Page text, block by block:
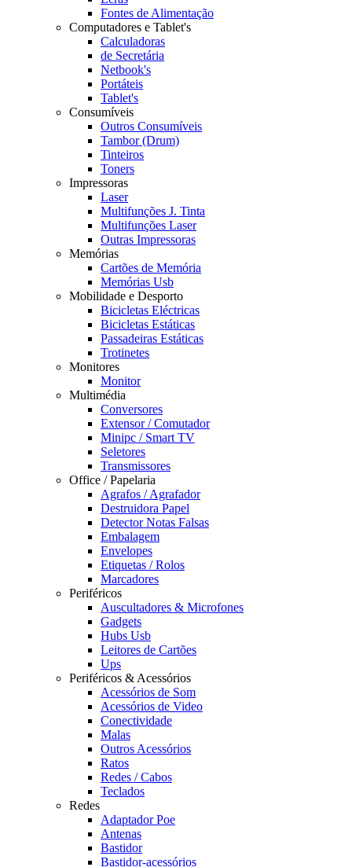
Fontes de Alimentação
Computadores e Tablet's
Calculadoras
de Secretária
Netbook's
Portáteis
Tablet's
Consumíveis
Outros Consumíveis
Tambor (Drum)
Tinteiros
Toners
Impressoras
Laser
Multifunções J. Tinta
Multifunções Laser
Outras Impressoras
Memórias
Cartões de Memória
Memórias Usb
Mobilidade e Desporto
Bicicletas Eléctricas
Bicicletas Estáticas
Passadeiras Estáticas
Trotinetes
Monitores
Monitor
Multimédia
Conversores
Extensor / Comutador
Minipc / Smart TV
Seletores
Transmissores
Office / Papelaria
Agrafos / Agrafador
Destruidora Papel
Detector Notas Falsas
Embalagem
Envelopes
Etiquetas / Rolos
Marcadores
Periféricos
Auscultadores & Microfones
Gadgets
Hubs Usb
Leitores de Cartões
Ups
Periféricos & Acessórios
Acessórios de Som
Acessórios de Video
Conectividade
Malas
Outros Acessórios
Ratos
Redes / Cabos
Teclados
Redes
Adaptador Poe
Antenas
Bastidor
Bastidor-acessórios